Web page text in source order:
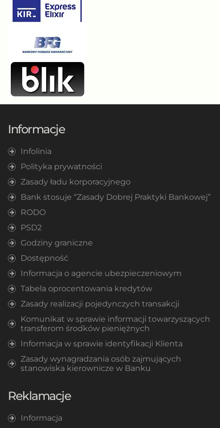
Informacje
Infolinia
Polityka prywatności
Zasady ładu korporacyjnego
Bank stosuje “Zasady Dobrej Praktyki Bankowej”
RODO
PSD2
Godziny graniczne
Dostępność
Informacja o agencie ubezpieczeniowym
Tabela oprocentowania kredytów
Zasady realizacji pojedynczych transakcji
Komunikat w sprawie informacji towarzyszących
transferom środków pieniężnych
Informacja w sprawie identyfikacji Klienta
Zasady wynagradzania osób zajmujących
stanowiska kierownicze w Banku
Reklamacje
Informacja